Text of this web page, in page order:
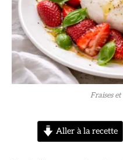
Fraises
Aller à la recette